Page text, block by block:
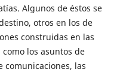
Algunos de éstos se
otros en los de
construidas en las
los asuntos de
las